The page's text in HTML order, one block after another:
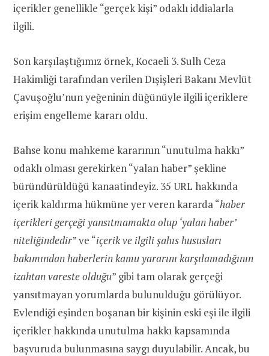
içerikler genellikle “gerçek kişi” odaklı iddialarla
ilgili.
Son karşılaştığımız örnek, Kocaeli 3. Sulh Ceza
Hakimliği tarafından verilen Dışişleri Bakanı Mevlüt
Çavuşoğlu’nun yeğeninin düğünüyle ilgili içeriklere
erişim engelleme kararı oldu.
Bahse konu mahkeme kararının “unutulma hakkı”
odaklı olması gerekirken “yalan haber” şekline
büründürüldüğü kanaatindeyiz. 35 URL hakkında
içerik kaldırma hükmüne yer veren kararda “haber
içerikleri gerçeği yansıtmamakta olup ‘yalan haber’
niteliğindedir” ve “içerik ve ilgili şahıs hususları
bakımından haberlerin kamu yararını karşılamadığının
izahtan vareste olduğu” gibi tam olarak gerçeği
yansıtmayan yorumlarda bulunulduğu görülüyor.
Evlendiği eşinden boşanan bir kişinin eski eşi ile ilgili
içerikler hakkında unutulma hakkı kapsamında
başvuruda bulunmasına saygı duyulabilir. Ancak, bu